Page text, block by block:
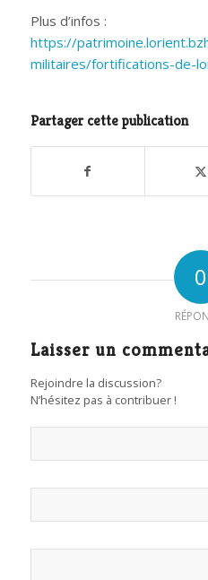
Plus d’infos :
https://
militaires/fortifications-de-
Partager cette publication
0
Laisser un
Rejoindre la discussion?
N’hésitez pas à contribuer !